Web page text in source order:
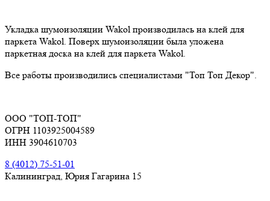
Укладка шумоизоляции Wakol производилась на клей для
паркета Wakol. Поверх шумоизоляции была уложена
паркетная доска на клей для паркета Wakol.
Все работы производились специалистами "Топ Топ Декор".
ООО "ТОП-ТОП"
ОГРН 1103925004589
ИНН 3904610703
8 (4012) 75-51-01
Калининград, Юрия Гагарина 15